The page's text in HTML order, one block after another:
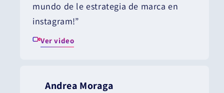
mundo de le estrategia de marca en
instagram!”
Ver video
Andrea Moraga